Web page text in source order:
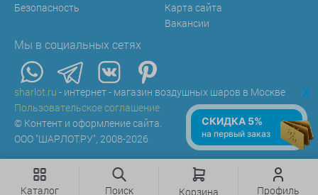
Безопасность
Карта сайта
Вакансии
Мы в социальных сетях
sharlot.ru - интернет - магазин воздушных шаров в Москве
Пользовательское соглашение
© Контент и оформление сайта.
ООО "ШАРЛОТ.РУ", 2008-2026
Каталог Поиск Корзина Профиль
x
СКИДКА 5%
на первый заказ